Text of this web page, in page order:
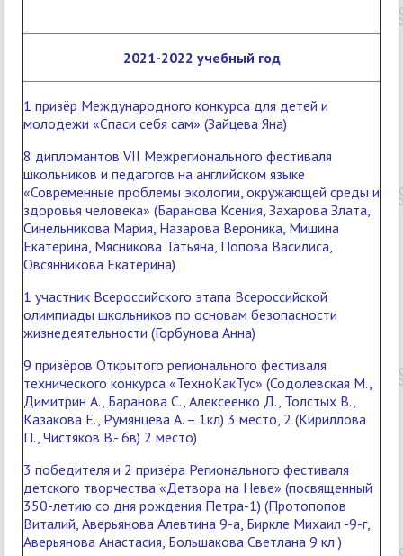
2021-2022 учебный год
1 призёр Международного конкурса для детей и
молодежи «Спаси себя сам» (Зайцева Яна)
8 дипломантов VII Межрегионального фестиваля
школьников и педагогов на английском языке
«Современные проблемы экологии, окружающей среды и
здоровья человека» (Баранова Ксения, Захарова Злата,
Синельникова Мария, Назарова Вероника, Мишина
Екатерина, Мясникова Татьяна, Попова Василиса,
Овсянникова Екатерина)
1 участник Всероссийского этапа Всероссийской
олимпиады школьников по основам безопасности
жизнедеятельности (Горбунова Анна)
9 призёров Открытого регионального фестиваля
технического конкурса «ТехноКакТус» (Содолевская М.,
Димитрин А., Баранова С., Алексеенко Д., Толстых В.,
Казакова Е., Румянцева А. – 1кл) 3 место, 2 (Кириллова
П., Чистяков В.- 6в) 2 место)
3 победителя и 2 призёра Регионального фестиваля
детского творчества «Детвора на Неве» (посвященный
350-летию со дня рождения Петра-1) (Протопопов
Виталий, Аверьянова Алевтина 9-а, Биркле Михаил -9-г,
Аверьянова Анастасия, Большакова Светлана 9 кл )